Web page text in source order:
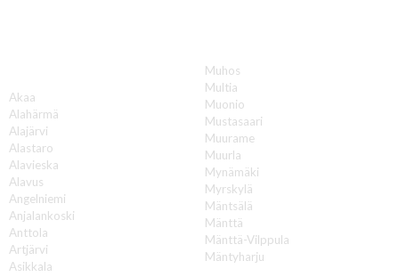
Akaa
Alahärmä
Alajärvi
Alastaro
Alavieska
Alavus
Angelniemi
Anjalankoski
Anttola
Artjärvi
Asikkala
Muhos
Multia
Muonio
Mustasaari
Muurame
Muurla
Mynämäki
Myrskylä
Mäntsälä
Mänttä
Mänttä-Vilppula
Mäntyharju